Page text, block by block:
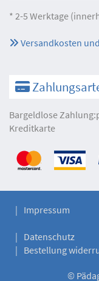
* 2-5 Werktage
Versandkosten
Bargeldlose
Kreditkarte
Impressum
Datenschutz
Bestellung
©